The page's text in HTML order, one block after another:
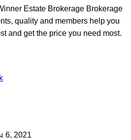
Estate Brokerage Brokerage
quality and members help you
and get the price you need most.
6, 2021